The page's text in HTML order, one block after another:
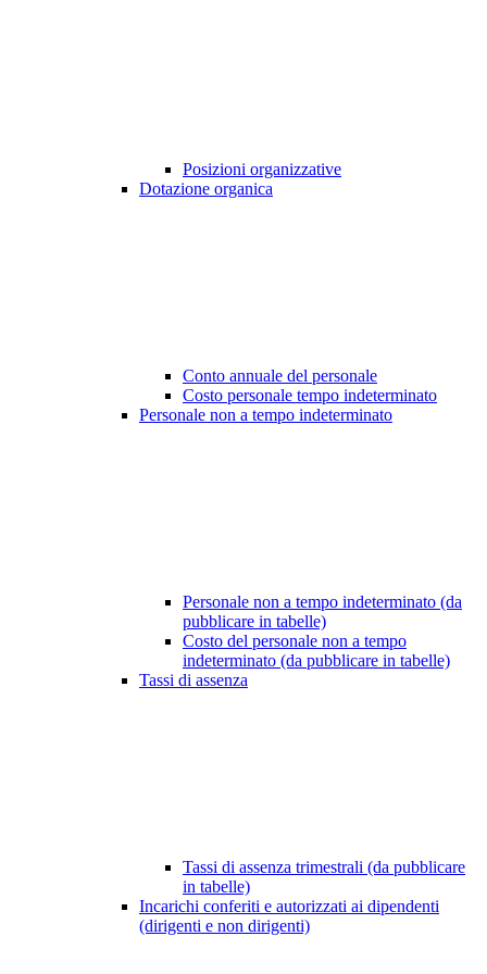
Posizioni organizzative
Dotazione organica
Conto annuale del personale
Costo personale tempo indeterminato
Personale non a tempo indeterminato
Personale non a tempo indeterminato (da
pubblicare in tabelle)
Costo del personale non a tempo
indeterminato (da pubblicare in tabelle)
Tassi di assenza
Tassi di assenza trimestrali (da pubblicare
in tabelle)
Incarichi conferiti e autorizzati ai dipendenti
(dirigenti e non dirigenti)